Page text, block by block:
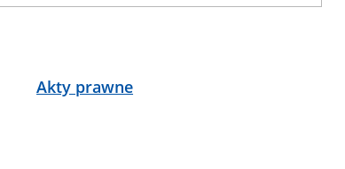
Akty prawne